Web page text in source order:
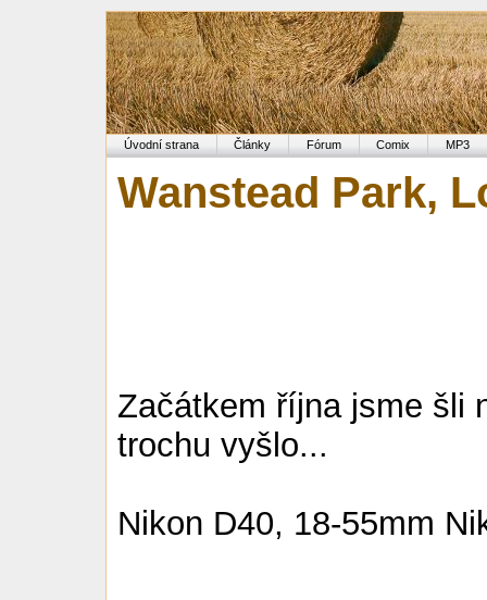
Úvodní strana Články Fórum Comix MP3
Wanstead Park,
Začátkem října jsme šli
trochu vyšlo...
Nikon D40, 18-55mm